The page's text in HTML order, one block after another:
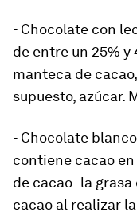
- Chocolate con
de entre un 25% y
manteca de
supuesto, azúcar.
- Chocolate
contiene cacao
de cacao -la
cacao al realizar